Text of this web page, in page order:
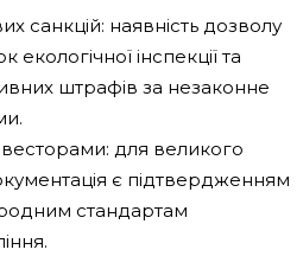
санкцій: наявність дозволу
екологічної інспекції та
штрафів за незаконне
для великого
є підтвердженням
стандартам